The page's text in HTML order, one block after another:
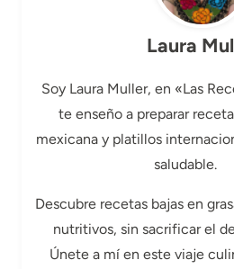
Laura
Soy Laura Muller, en «Las
te enseño a preparar
mexicana y platillos
saludable.
Descubre recetas bajas en
nutritivos, sin sacrificar el
Únete a mí en este viaje